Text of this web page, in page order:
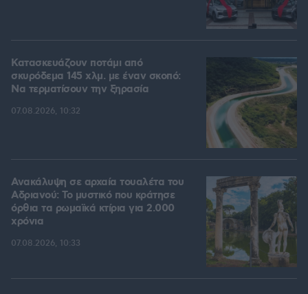
Κατασκευάζουν ποτάμι από
σκυρόδεμα 145 χλμ. με έναν σκοπό:
Να τερματίσουν την ξηρασία
07.08.2026, 10:32
Ανακάλυψη σε αρχαία τουαλέτα του
Αδριανού: Το μυστικό που κράτησε
όρθια τα ρωμαϊκά κτίρια για 2.000
χρόνια
07.08.2026, 10:33